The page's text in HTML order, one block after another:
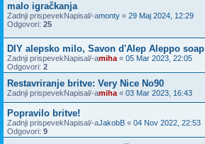
malo igračkanja
Zadnji prispevekNapisal/-amonty « 29 Maj 2024, 12:29
Odgovori: 25
DIY alepsko milo, Savon d'Alep Aleppo soap
Zadnji prispevekNapisal/-amiha « 05 Mar 2023, 22:05
Odgovori: 2
Restavriranje britve: Very Nice No90
Zadnji prispevekNapisal/-amiha « 03 Mar 2023, 16:43
Popravilo britve!
Zadnji prispevekNapisal/-aJakobB « 04 Nov 2022, 22:53
Odgovori: 9